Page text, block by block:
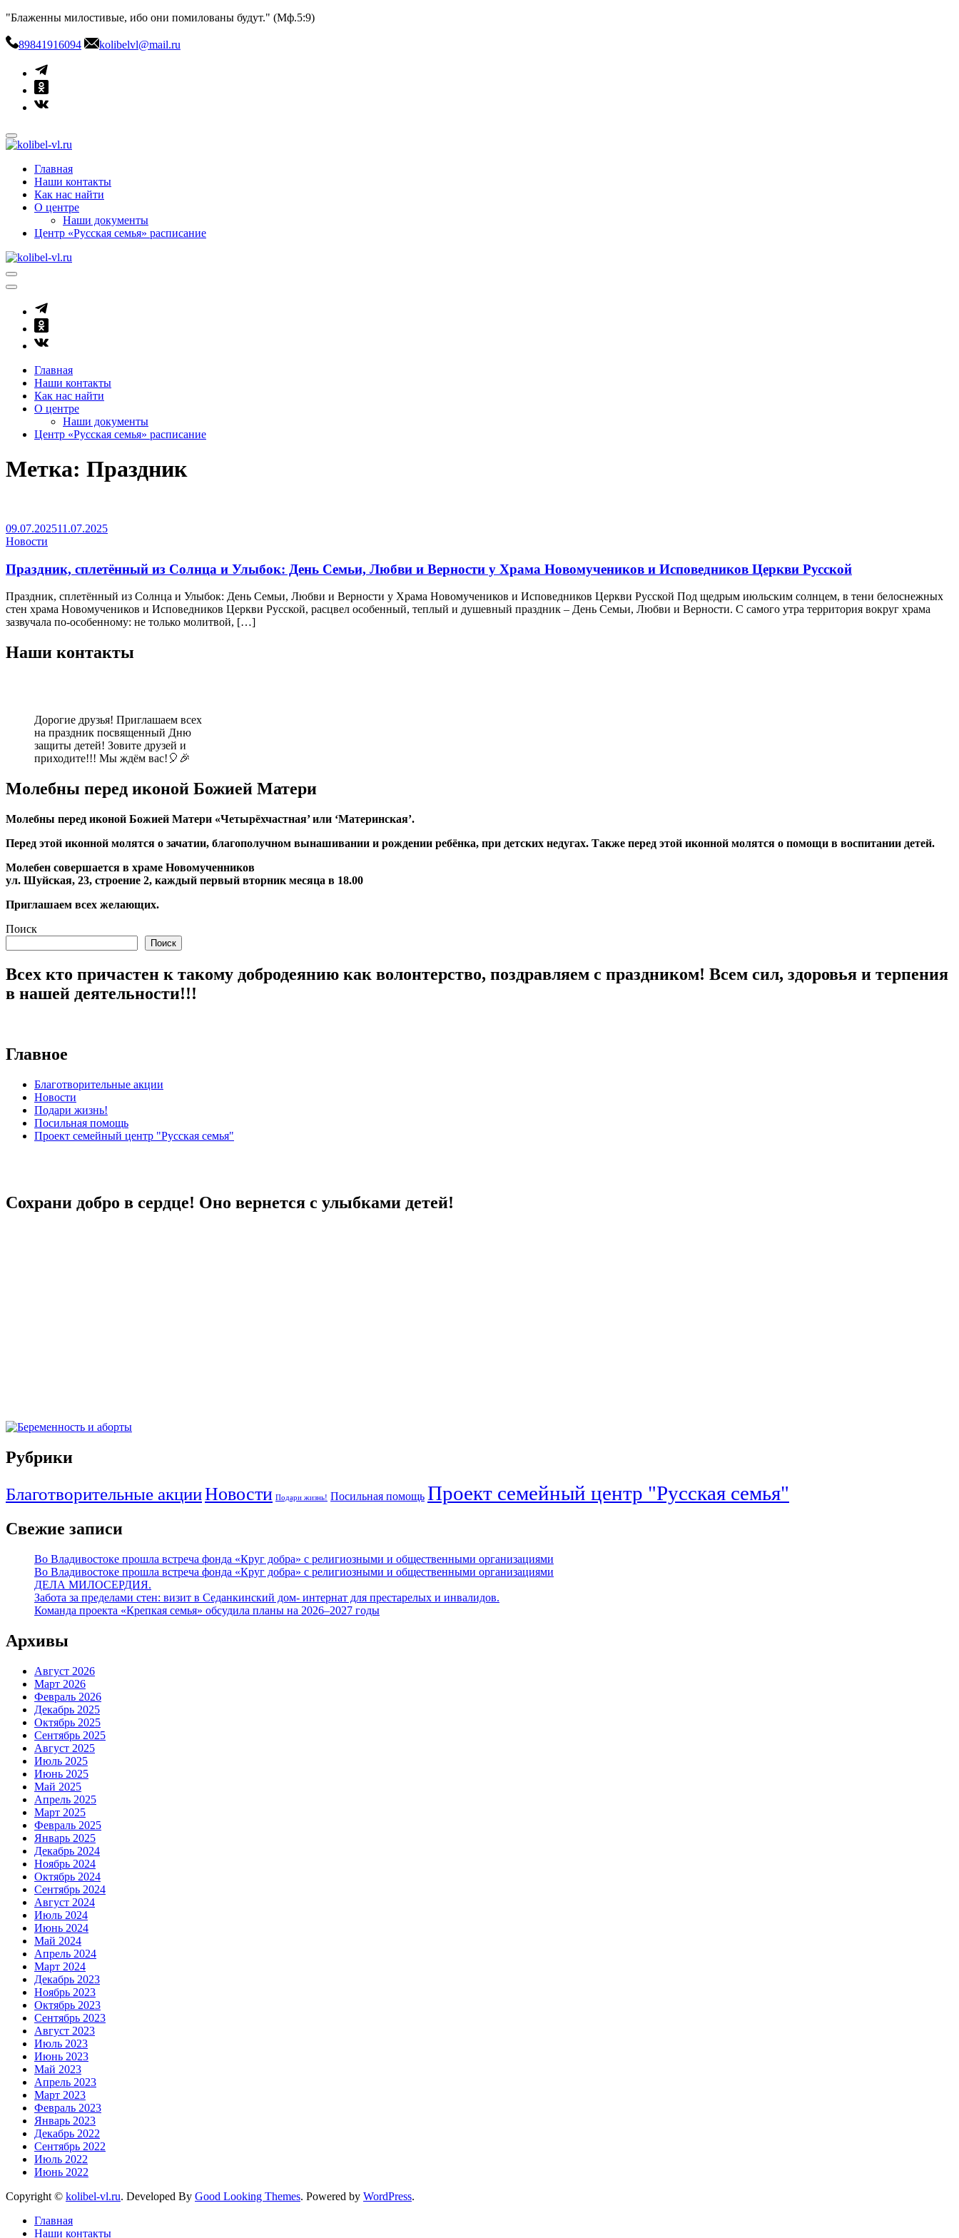
Skip
content
"Блаженны милостивые, ибо они помилованы будут." (Мф.5:9)
89841916094 kolibelvl@mail.ru
kolibel-vl.ru
Центр защиты семьи, материнства и детства
Главная
Наши контакты
Как нас найти
О центре
Наши документы
Центр «Русская семья» расписание
Главная
Наши контакты
Как нас найти
О центре
Наши документы
Центр «Русская семья» расписание
Метка: Праздник
09.07.202511.07.2025
Новости
Праздник, сплетённый из Солнца и Улыбок: День Семьи, Любви и Верности у Храма Новомучеников и Исповедников Церкви Русской
Праздник, сплетённый из Солнца и Улыбок: День Семьи, Любви и Верности у Храма Новомучеников и Исповедников Церкви Русской Под щедрым июльским солнцем, в тени белоснежных
стен храма Новомучеников и Исповедников Церкви Русской, расцвел особенный, теплый и душевный праздник – День Семьи, Любви и Верности. С самого утра территория вокруг храма
зазвучала по-особенному: не только молитвой, […]
Наши контакты
Дорогие друзья! Приглашаем всех
на праздник посвященный Дню
защиты детей! Зовите друзей и
приходите!!! Мы ждём вас!🎈🎉
Молебны перед иконой Божией Матери
Молебны перед иконой Божией Матери «Четырёхчастная’ или ‘Материнская’.
Перед этой иконной молятся о зачатии, благополучном вынашивании и рождении ребёнка, при детских недугах. Также перед этой иконной молятся о помощи в воспитании детей.
Молебен совершается в храме Новомученников
ул. Шуйская, 23, строение 2, каждый первый вторник месяца в 18.00
Приглашаем всех желающих.
Поиск
Поиск
Всех кто причастен к такому добродеянию как волонтерство, поздравляем с праздником! Всем сил, здоровья и терпения
в нашей деятельности!!!
Главное
Благотворительные акции
Новости
Подари жизнь!
Посильная помощь
Проект семейный центр "Русская семья"
Сохрани добро в сердце! Оно вернется с улыбками детей!
Рубрики
Благотворительные акцииНовости Подари жизнь! Посильная помощь Проект семейный центр "Русская семья"
Свежие записи
Во Владивостоке прошла встреча фонда «Круг добра» с религиозными и общественными организациями
Во Владивостоке прошла встреча фонда «Круг добра» с религиозными и общественными организациями
ДЕЛА МИЛОСЕРДИЯ.
Забота за пределами стен: визит в Седанкинский дом- интернат для престарелых и инвалидов.
Команда проекта «Крепкая семья» обсудила планы на 2026–2027 годы
Архивы
Август 2026
Март 2026
Февраль 2026
Декабрь 2025
Октябрь 2025
Сентябрь 2025
Август 2025
Июль 2025
Июнь 2025
Май 2025
Апрель 2025
Март 2025
Февраль 2025
Январь 2025
Декабрь 2024
Ноябрь 2024
Октябрь 2024
Сентябрь 2024
Август 2024
Июль 2024
Июнь 2024
Май 2024
Апрель 2024
Март 2024
Декабрь 2023
Ноябрь 2023
Октябрь 2023
Сентябрь 2023
Август 2023
Июль 2023
Июнь 2023
Май 2023
Апрель 2023
Март 2023
Февраль 2023
Январь 2023
Декабрь 2022
Сентябрь 2022
Июль 2022
Июнь 2022
Copyright © kolibel-vl.ru. Developed By Good Looking Themes. Powered by WordPress.
Главная
Наши контакты